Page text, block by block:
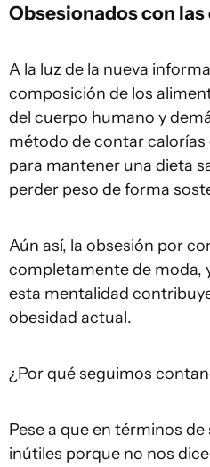
Obsesionados con
A la luz de la nueva
composición de los
del cuerpo humano y
método de contar calorías
para mantener una dieta
perder peso de forma
Aún así, la obsesión por
completamente de moda,
esta mentalidad
obesidad actual.
¿Por qué seguimos
Pese a que en términos
inútiles porque no nos